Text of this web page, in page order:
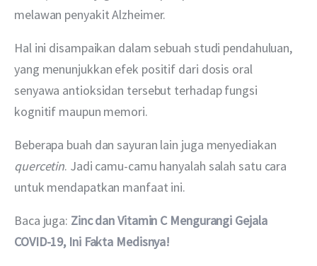
melawan penyakit Alzheimer.
Hal ini disampaikan dalam sebuah studi pendahuluan,
yang menunjukkan efek positif dari dosis oral
senyawa antioksidan tersebut terhadap fungsi
kognitif maupun memori.
Beberapa buah dan sayuran lain juga menyediakan
quercetin. Jadi camu-camu hanyalah salah satu cara
untuk mendapatkan manfaat ini.
Baca juga: Zinc dan Vitamin C Mengurangi Gejala
COVID-19, Ini Fakta Medisnya!